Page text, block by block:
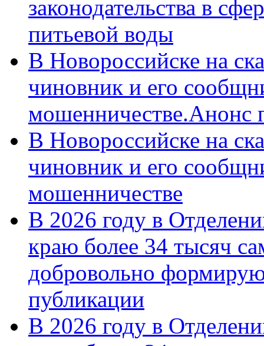
законодательства в
питьевой воды
В Новороссийске на
чиновник и его
мошенничестве.Анонс
В Новороссийске на
чиновник и его
мошенничестве
В 2026 году в
краю более 34 тысяч
добровольно
публикации
В 2026 году в